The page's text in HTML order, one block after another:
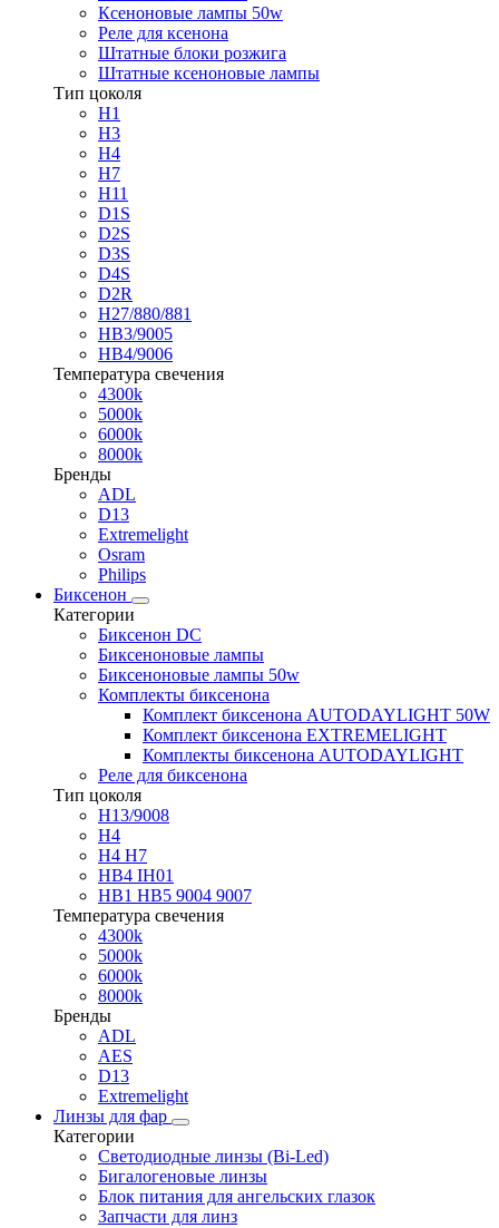
Ксеноновые лампы 50w
Реле для ксенона
Штатные блоки розжига
Штатные ксеноновые лампы
Тип цоколя
H1
H3
H4
H7
H11
D1S
D2S
D3S
D4S
D2R
H27/880/881
HB3/9005
HB4/9006
Температура свечения
4300k
5000k
6000k
8000k
Бренды
ADL
D13
Extremelight
Osram
Philips
Биксенон
Категории
Биксенон DC
Биксеноновые лампы
Биксеноновые лампы 50w
Комплекты биксенона
Комплект биксенона AUTODAYLIGHT 50W
Комплект биксенона EXTREMELIGHT
Комплекты биксенона AUTODAYLIGHT
Реле для биксенона
Тип цоколя
H13/9008
H4
H4 H7
HB4 IH01
HB1 HB5 9004 9007
Температура свечения
4300k
5000k
6000k
8000k
Бренды
ADL
AES
D13
Extremelight
Линзы для фар
Категории
Светодиодные линзы (Bi-Led)
Бигалогеновые линзы
Блок питания для ангельских глазок
Запчасти для линз